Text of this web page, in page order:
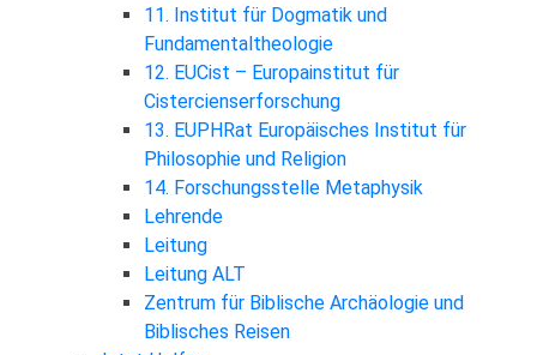
11. Institut für Dogmatik und
Fundamentaltheologie
12. EUCist – Europainstitut für
Cistercienserforschung
13. EUPHRat Europäisches Institut für
Philosophie und Religion
14. Forschungsstelle Metaphysik
Lehrende
Leitung
Leitung ALT
Zentrum für Biblische Archäologie und
Biblisches Reisen